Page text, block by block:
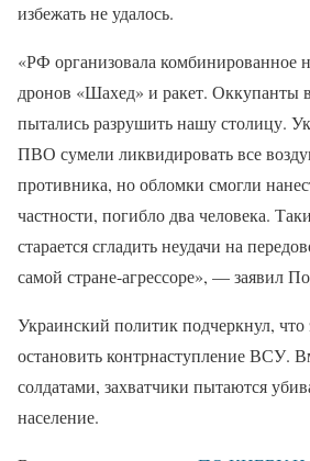
избежать не удалось.
«РФ организовала комбинированное
дронов «Шахед» и ракет. Оккупанты
пытались разрушить нашу столицу.
ПВО сумели ликвидировать все
противника, но обломки смогли
частности, погибло два человека.
старается сгладить неудачи на
самой стране-агрессоре», — заявил
Украинский политик подчеркнул, что
остановить контрнаступление ВСУ.
солдатами, захватчики пытаются
население.